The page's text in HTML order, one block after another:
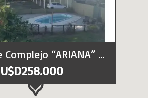
Venta de Complejo “ARIANA” – 8 unidades – Inkier (a 8 cuadras de Playa Sur)
U$D258.000